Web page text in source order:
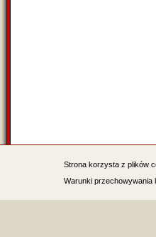
Strona korzysta z plików
Warunki przechowywania